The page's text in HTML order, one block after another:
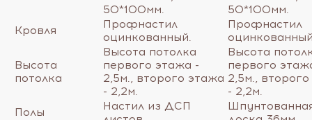
50*100мм.
50*100мм.
Кровля
Профнастил
оцинкованный.
Профнастил
Высота
потолка
Высота потолка
первого этажа -
2,5м., второго этажа
- 2,2м.
Высота
первого
2,5м.,
- 2,2м.
Полы
Настил из ДСП